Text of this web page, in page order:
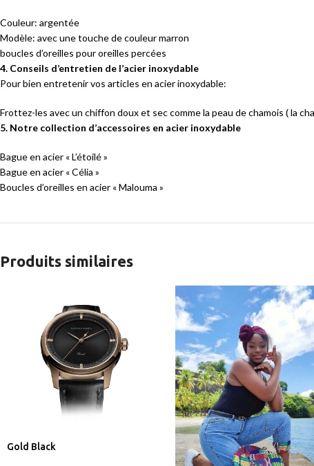
Couleur: argentée
Modèle: avec une touche de couleur marron
boucles d’oreilles pour oreilles percées
4. Conseils d’entretien de l’acier inoxydable
Pour bien entretenir vos articles en acier inoxydable:
Frottez-les avec un chiffon doux et sec comme la peau de chamois ( la
5. Notre collection d’accessoires en acier inoxydable
Bague en acier « L’étoilé »
Bague en acier « Célia »
Boucles d’oreilles en acier « Malouma »
Produits similaires
Gold Black